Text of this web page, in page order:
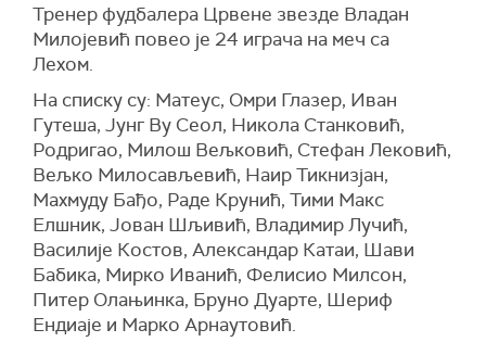
Тренер фудбалера Црвене звезде Владан
Милојевић повео је 24 играча на меч са
Лехом.
На списку су: Матеус, Омри Глазер, Иван
Гутеша, Јунг Ву Сеол, Никола Станковић,
Родригао, Милош Вељковић, Стефан Лековић,
Вељко Милосављевић, Наир Тикнизјан,
Махмуду Бађо, Раде Крунић, Тими Макс
Елшник, Јован Шљивић, Владимир Лучић,
Василије Костов, Александар Катаи, Шави
Бабика, Мирко Иванић, Фелисио Милсон,
Питер Олањинка, Бруно Дуарте, Шериф
Ендиаје и Марко Арнаутовић.